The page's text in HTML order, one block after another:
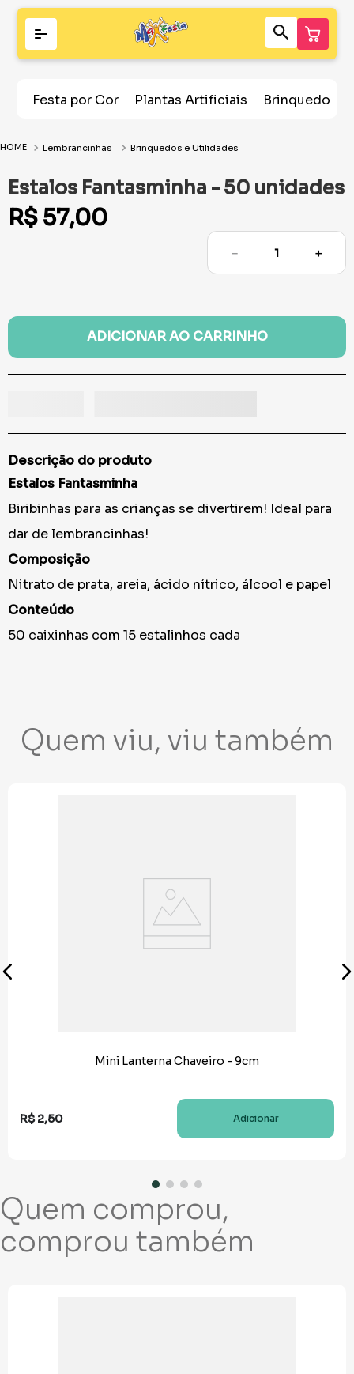
Festa por Cor Plantas Artificiais Brinquedos
Lembrancinhas Brinquedos e Utilidades
Estalos Fantasminha - 50 unidades
R$ 57,00
＋
－
ADICIONAR AO CARRINHO
Descrição do produto
Estalos Fantasminha
Biribinhas para as crianças se divertirem! Ideal para
dar de lembrancinhas!
Composição
Nitrato de prata, areia, ácido nítrico, álcool e papel
Conteúdo
50 caixinhas com 15 estalinhos cada
Quem viu, viu também
Mini Lanterna Chaveiro - 9cm
R$ 2,50 Adicionar
Quem comprou,
comprou também